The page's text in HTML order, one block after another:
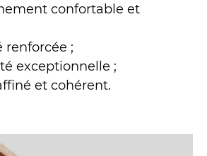
confortable et
renforcée ;
exceptionnelle ;
et cohérent.